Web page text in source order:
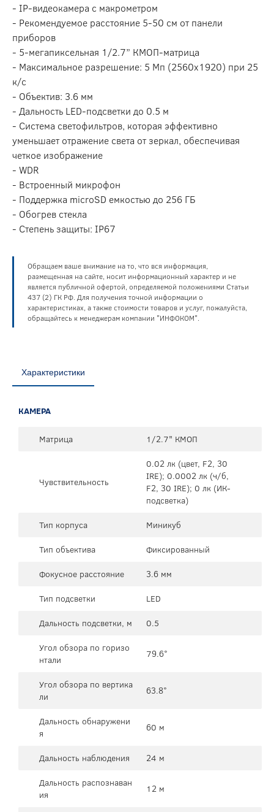
- IP-видеокамера с макрометром
- Рекомендуемое расстояние 5-50 см от панели
приборов
- 5-мегапиксельная 1/2.7” КМОП-матрица
- Максимальное разрешение: 5 Мп (2560x1920) при 25
к/с
- Объектив: 3.6 мм
- Дальность LED-подсветки до 0.5 м
- Система светофильтров, которая эффективно
уменьшает отражение света от зеркал, обеспечивая
четкое изображение
- WDR
- Встроенный микрофон
- Поддержка microSD емкостью до 256 ГБ
- Обогрев стекла
- Степень защиты: IP67
Обращаем ваше внимание на то, что вся информация,
размещенная на сайте, носит информационный характер и не
является публичной офертой, определяемой положениями Статьи
437 (2) ГК РФ. Для получения точной информации о
характеристиках, а также стоимости товаров и услуг, пожалуйста,
обращайтесь к менеджерам компании "ИНФОКОМ".
Характеристики
КАМЕРА
Матрица 1/2.7" КМОП
Чувствительность
0.02 лк (цвет, F2, 30
IRE); 0.0002 лк (ч/б,
F2, 30 IRE); 0 лк (ИК-
подсветка)
Тип корпуса
Миникуб
Тип объектива
Фиксированный
Фокусное расстояние
3.6 мм
Тип подсветки
LED
Дальность подсветки, м
0.5
Угол обзора по горизо
нтали
79.6°
Угол обзора по вертика
ли
63.8°
Дальность обнаружени
я
60 м
Дальность наблюдения
24 м
Дальность распознаван
ия
12 м